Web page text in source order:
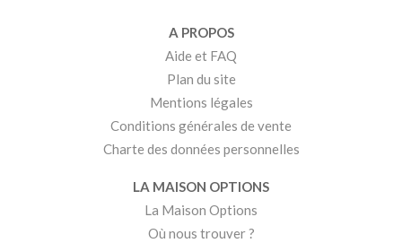
A PROPOS
Aide et FAQ
Plan du site
Mentions légales
Conditions générales de vente
Charte des données personnelles
LA MAISON OPTIONS
La Maison Options
Où nous trouver ?